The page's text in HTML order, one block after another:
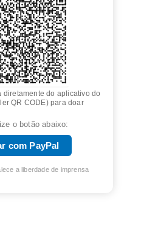
diretamente do aplicativo do
QR CODE) para doar
o botão abaixo:
com PayPal
a liberdade de imprensa